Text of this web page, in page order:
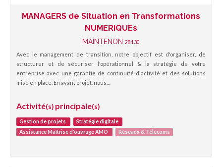
MANAGERS de Situation en Transformations
NUMERIQUEs
MAINTENON 28130
Avec le management de transition, notre objectif est d'organiser, de
structurer et de sécuriser l'opérationnel & la stratégie de votre
entreprise avec une garantie de continuité d'activité et des solutions
mise en place. En avant projet, nous…
Activité(s) principale(s)
Gestion de projets
Stratégie digitale
Assistance Maîtrise d'ouvrage AMO
Réseaux & Télécoms